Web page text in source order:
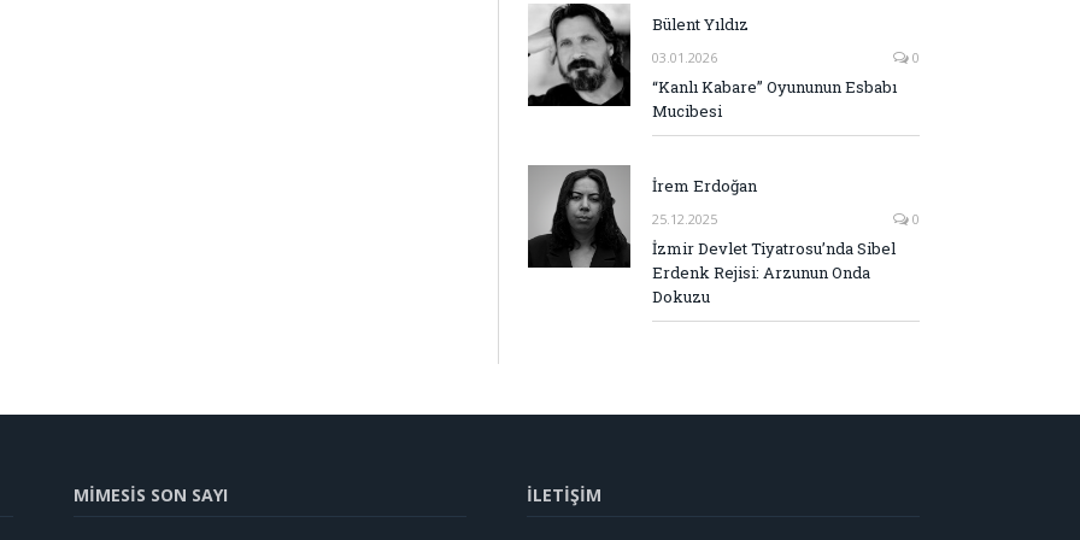
Bülent Yıldız
03.01.2026 0
“Kanlı Kabare” Oyununun Esbabı
Mucibesi
İrem Erdoğan
25.12.2025 0
İzmir Devlet Tiyatrosu’nda Sibel
Erdenk Rejisi: Arzunun Onda
Dokuzu
MİMESİS SON SAYI İLETİŞİM